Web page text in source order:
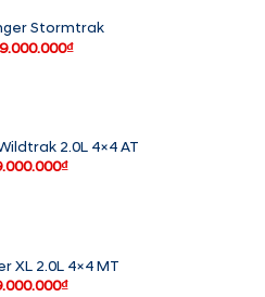
Stormtrak
₫
2.0L 4×4 AT
₫
XL 2.0L 4×4 MT
₫